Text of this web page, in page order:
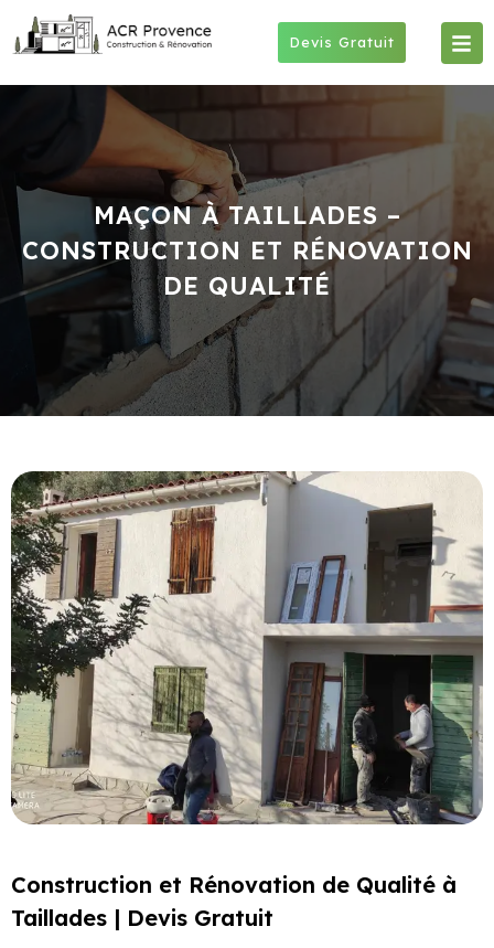
Devis Gratuit
MAÇON À TAILLADES –
CONSTRUCTION ET RÉNOVATION
DE QUALITÉ
Construction et Rénovation de Qualité à
Taillades | Devis Gratuit